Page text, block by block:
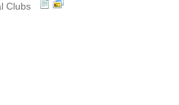
Clubs